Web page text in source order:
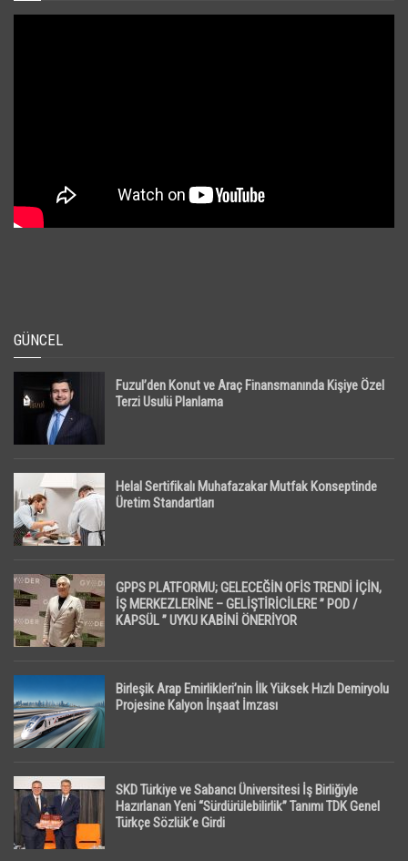
GÜNCEL
Fuzul’den Konut ve Araç Finansmanında Kişiye Özel
Terzi Usulü Planlama
Helal Sertifikalı Muhafazakar Mutfak Konseptinde
Üretim Standartları
GPPS PLATFORMU; GELECEĞİN OFİS TRENDİ İÇİN,
İŞ MERKEZLERİNE – GELİŞTİRİCİLERE ” POD /
KAPSÜL ” UYKU KABİNİ ÖNERİYOR
Birleşik Arap Emirlikleri’nin İlk Yüksek Hızlı Demiryolu
Projesine Kalyon İnşaat İmzası
SKD Türkiye ve Sabancı Üniversitesi İş Birliğiyle
Hazırlanan Yeni “Sürdürülebilirlik” Tanımı TDK Genel
Türkçe Sözlük’e Girdi